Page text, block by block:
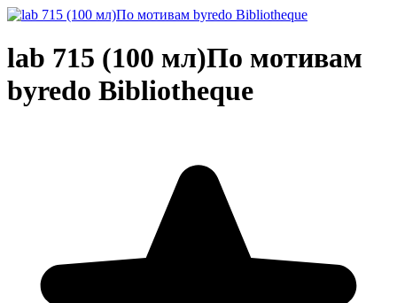
lab 715 (100 мл)По мотивам
byredo Bibliotheque